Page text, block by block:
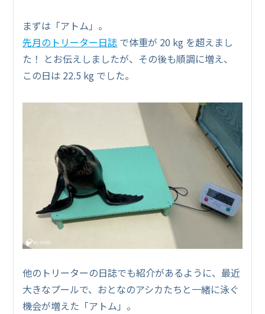
まずは「アトム」。
先月のトリーター日誌 で体重が 20 kg を超えまし
た！ とお伝えしましたが、その後も順調に増え、
この日は 22.5 kg でした。
他のトリーターの日誌でも紹介があるように、最近
大きなプールで、おとなのアシカたちと一緒に泳ぐ
機会が増えた「アトム」。